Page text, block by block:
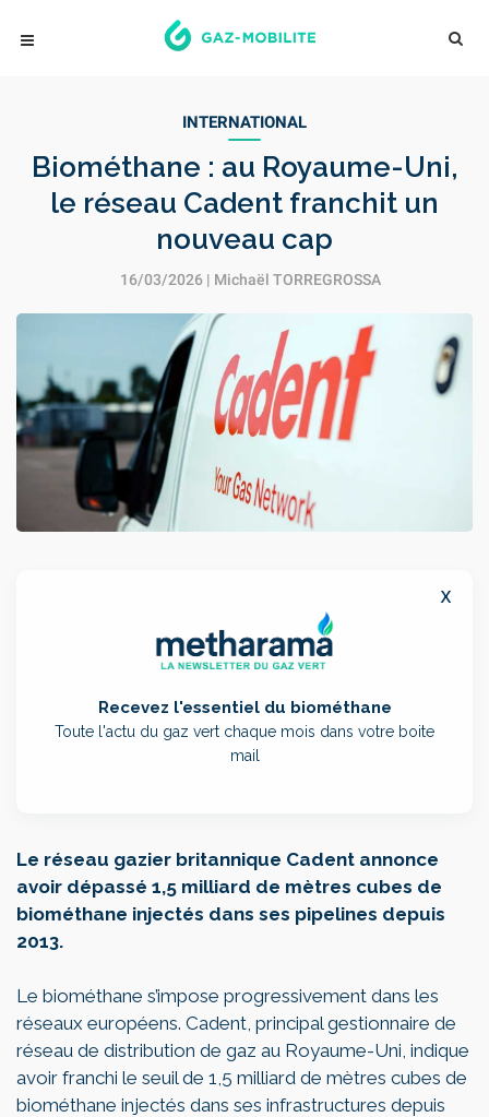
INTERNATIONAL
Biométhane : au Royaume-Uni,
le réseau Cadent franchit un
nouveau cap
16/03/2026 | Michaël TORREGROSSA
x
Recevez l'essentiel du biométhane
Toute l'actu du gaz vert chaque mois dans votre boite
mail
Le réseau gazier britannique Cadent annonce
avoir dépassé 1,5 milliard de mètres cubes de
biométhane injectés dans ses pipelines depuis
2013.
Le biométhane s’impose progressivement dans les
réseaux européens. Cadent, principal gestionnaire de
réseau de distribution de gaz au Royaume-Uni, indique
avoir franchi le seuil de 1,5 milliard de mètres cubes de
biométhane injectés dans ses infrastructures depuis